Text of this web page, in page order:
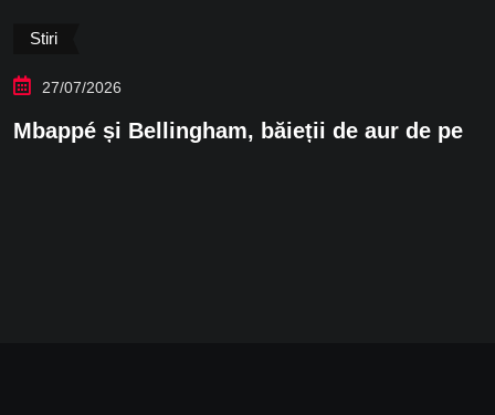
Stiri
27/07/2026
Mbappé și Bellingham, băieții de aur de pe